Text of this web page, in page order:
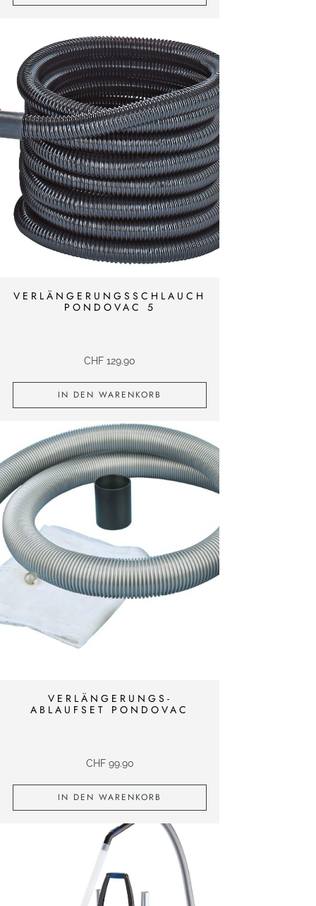
VERLÄNGERUNGSSCHLAUCH
PONDOVAC 5
CHF 129.90
IN DEN WARENKORB
VERLÄNGERUNGS-
ABLAUFSET PONDOVAC
CHF99.90
IN DEN WARENKORB